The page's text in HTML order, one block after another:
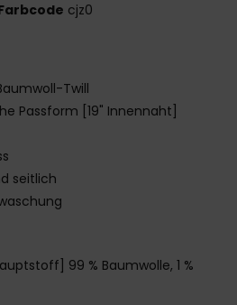
cjz0
Twill
Passform [19" Innennaht]
seitlich
99 % Baumwolle, 1 %